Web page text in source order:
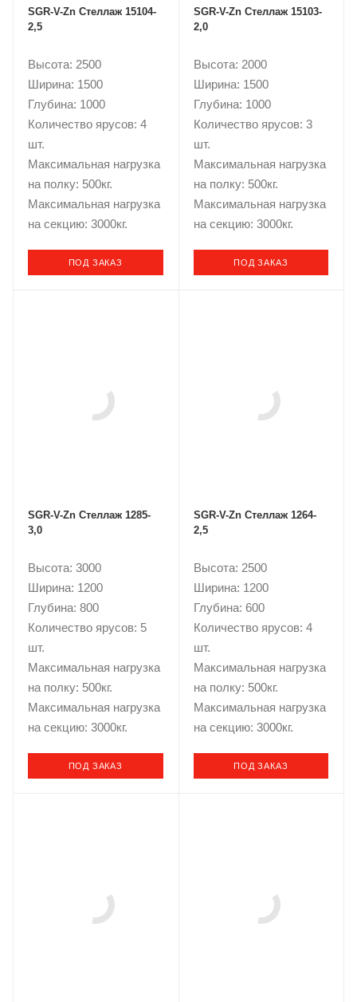
SGR-V-Zn Стеллаж 15104-
2,5
Высота: 2500
Ширина: 1500
Глубина: 1000
Количество ярусов: 4
шт.
Максимальная нагрузка
на полку: 500кг.
Максимальная нагрузка
на секцию: 3000кг.
ПОД ЗАКАЗ
SGR-V-Zn Стеллаж 15103-
2,0
Высота: 2000
Ширина: 1500
Глубина: 1000
Количество ярусов: 3
шт.
Максимальная нагрузка
на полку: 500кг.
Максимальная нагрузка
на секцию: 3000кг.
ПОД ЗАКАЗ
SGR-V-Zn Стеллаж 1285-
3,0
Высота: 3000
Ширина: 1200
Глубина: 800
Количество ярусов: 5
шт.
Максимальная нагрузка
на полку: 500кг.
Максимальная нагрузка
на секцию: 3000кг.
ПОД ЗАКАЗ
SGR-V-Zn Стеллаж 1264-
2,5
Высота: 2500
Ширина: 1200
Глубина: 600
Количество ярусов: 4
шт.
Максимальная нагрузка
на полку: 500кг.
Максимальная нагрузка
на секцию: 3000кг.
ПОД ЗАКАЗ